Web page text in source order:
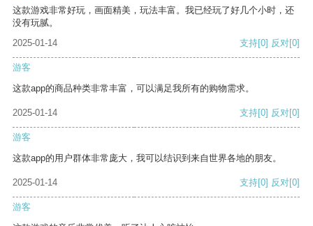
这款游戏非常好玩，画面精美，玩法丰富。我已经玩了好几个小时，还
没有玩腻。
2025-01-14
支持[0] 反对[0]
游客
这款app的商品种类非常丰富，可以满足我所有的购物需求。
2025-01-14 支持[0] 反对[0]
游客
这款app的用户群体非常庞大，我可以结识到来自世界各地的朋友。
2025-01-14 支持[0] 反对[0]
游客